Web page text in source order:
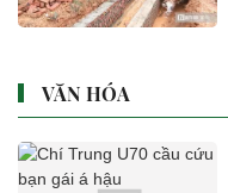
VĂN HÓA